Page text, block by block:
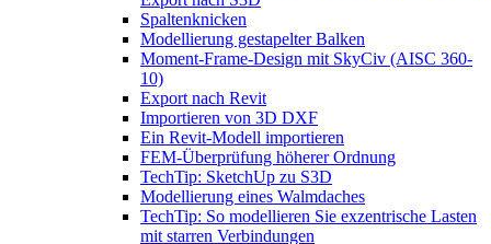
Spaltenknicken
Modellierung gestapelter Balken
Moment-Frame-Design mit SkyCiv (AISC 360-
10)
Export nach Revit
Importieren von 3D DXF
Ein Revit-Modell importieren
FEM-Überprüfung höherer Ordnung
TechTip: SketchUp zu S3D
Modellierung eines Walmdaches
TechTip: So modellieren Sie exzentrische Lasten
mit starren Verbindungen